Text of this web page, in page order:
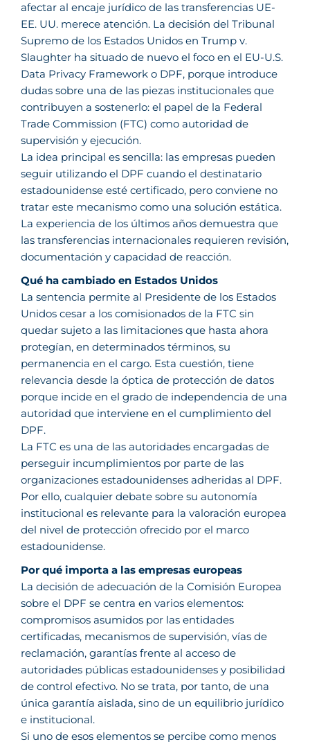
afectar al encaje jurídico de las transferencias UE-
EE. UU. merece atención. La decisión del Tribunal
Supremo de los Estados Unidos en Trump v.
Slaughter ha situado de nuevo el foco en el EU-U.S.
Data Privacy Framework o DPF, porque introduce
dudas sobre una de las piezas institucionales que
contribuyen a sostenerlo: el papel de la Federal
Trade Commission (FTC) como autoridad de
supervisión y ejecución.
La idea principal es sencilla: las empresas pueden
seguir utilizando el DPF cuando el destinatario
estadounidense esté certificado, pero conviene no
tratar este mecanismo como una solución estática.
La experiencia de los últimos años demuestra que
las transferencias internacionales requieren revisión,
documentación y capacidad de reacción.
Qué ha cambiado en Estados Unidos
La sentencia permite al Presidente de los Estados
Unidos cesar a los comisionados de la FTC sin
quedar sujeto a las limitaciones que hasta ahora
protegían, en determinados términos, su
permanencia en el cargo. Esta cuestión, tiene
relevancia desde la óptica de protección de datos
porque incide en el grado de independencia de una
autoridad que interviene en el cumplimiento del
DPF.
La FTC es una de las autoridades encargadas de
perseguir incumplimientos por parte de las
organizaciones estadounidenses adheridas al DPF.
Por ello, cualquier debate sobre su autonomía
institucional es relevante para la valoración europea
del nivel de protección ofrecido por el marco
estadounidense.
Por qué importa a las empresas europeas
La decisión de adecuación de la Comisión Europea
sobre el DPF se centra en varios elementos:
compromisos asumidos por las entidades
certificadas, mecanismos de supervisión, vías de
reclamación, garantías frente al acceso de
autoridades públicas estadounidenses y posibilidad
de control efectivo. No se trata, por tanto, de una
única garantía aislada, sino de un equilibrio jurídico
e institucional.
Si uno de esos elementos se percibe como menos